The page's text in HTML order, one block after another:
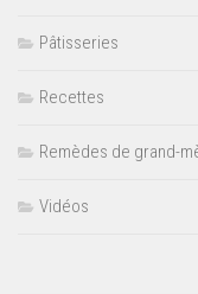
Pâtisseries
Recettes
Remèdes de grand-
Vidéos